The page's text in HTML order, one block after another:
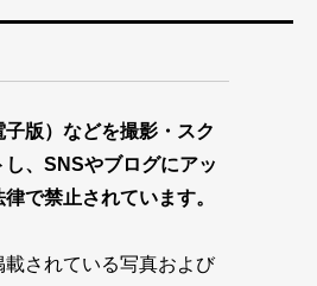
版）などを撮影・スク
し、SNSやブログにアッ
で禁止されています。
されている写真および